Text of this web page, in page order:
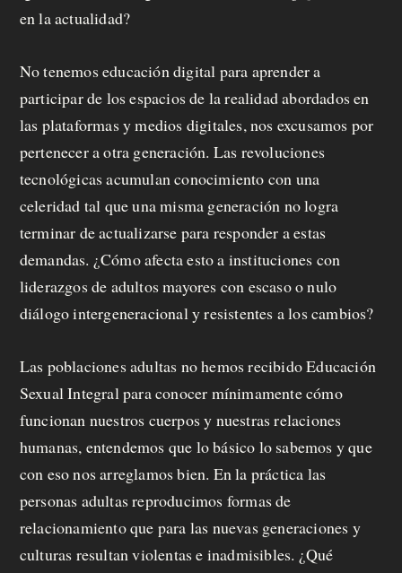
en la actualidad?
No tenemos educación digital para aprender a
participar de los espacios de la realidad abordados en
las plataformas y medios digitales, nos excusamos por
pertenecer a otra generación. Las revoluciones
tecnológicas acumulan conocimiento con una
celeridad tal que una misma generación no logra
terminar de actualizarse para responder a estas
demandas. ¿Cómo afecta esto a instituciones con
liderazgos de adultos mayores con escaso o nulo
diálogo intergeneracional y resistentes a los cambios?
Las poblaciones adultas no hemos recibido Educación
Sexual Integral para conocer mínimamente cómo
funcionan nuestros cuerpos y nuestras relaciones
humanas, entendemos que lo básico lo sabemos y que
con eso nos arreglamos bien. En la práctica las
personas adultas reproducimos formas de
relacionamiento que para las nuevas generaciones y
culturas resultan violentas e inadmisibles. ¿Qué